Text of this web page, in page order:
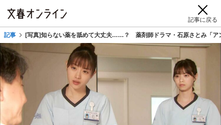
記事に戻る
記事 [写真]知らない薬を舐めて大丈夫……？ 薬剤師ドラマ・石原さとみ「ア